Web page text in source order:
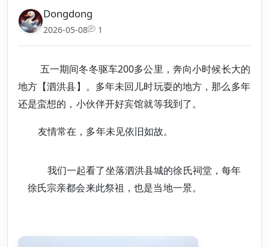
Dongdong
2026-05-08 1
五一期间冬冬驱车200多公里，奔向小时候长大的
地方【泗洪县】。多年未回儿时玩耍的地方，那么多年
还是蛮想的，小伙伴开好宾馆就等我到了。
友情常在，多年未见依旧如故。
我们一起看了坐落泗洪县城的徐氏祠堂，每年
徐氏宗亲都会来此祭祖，也是当地一景。